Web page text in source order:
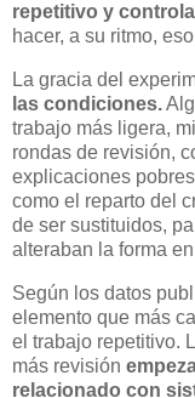
repetitivo y
hacer, a su ritmo,
La gracia del
las condiciones.
trabajo más ligera,
rondas de revisión,
explicaciones
como el reparto del
de ser sustituidos,
alteraban la forma
Según los datos
elemento que más
el trabajo repetitivo.
más revisión
relacionado con